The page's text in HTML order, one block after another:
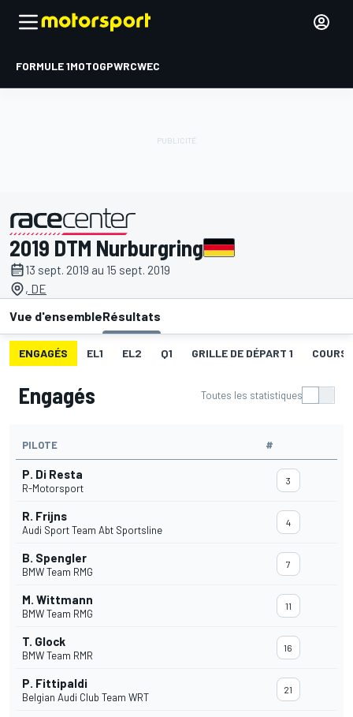
FORMULE 1MOTOGPWRCWEC
présenté par
2019 DTM Nurburgring
13 sept. 2019 au 15 sept. 2019
, DE
Vue d'ensembleRésultats
ENGAGÉS EL1 EL2 Q1 GRILLE DE DÉPART 1
Engagés Toutes les statistiques
PILOTE #
P. Di Resta
R-Motorsport
3
R. Frijns
Audi Sport Team Abt Sportsline
4
B. Spengler
BMW Team RMG
7
M. Wittmann
BMW Team RMG
11
T. Glock
BMW Team RMR
16
P. Fittipaldi
Belgian Audi Club Team WRT
21